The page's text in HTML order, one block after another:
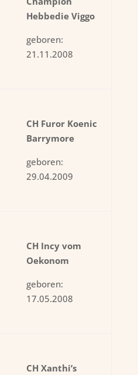
Hebbedie Viggo
geboren:
21.11.2008
CH Furor Koenic
Barrymore
geboren:
29.04.2009
CH Incy vom
Oekonom
geboren:
17.05.2008
CH Xanthi’s